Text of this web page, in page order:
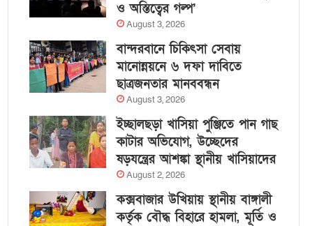
ও অস্তিত্বের গল্প’
August 3, 2026
বান্দরবানে চিকিৎসা সেবায়
মানোন্নয়নে ৬ দফা দাবিতে
ছাত্রজনতার মানববন্ধন
August 3, 2026
ইচ্ছালছড়া খাসিয়া পুঞ্জিতে পান গাছ
কাটার অভিযোগ, উচ্ছেদের
ষড়যন্ত্রের আশঙ্কা স্থানীয় খাসিয়াদের
August 2, 2026
কক্সবাজার উখিয়ায় স্থানীয় বাঙ্গালী
কর্তৃক বৌদ্ধ বিহারে হামলা, মূর্তি ও